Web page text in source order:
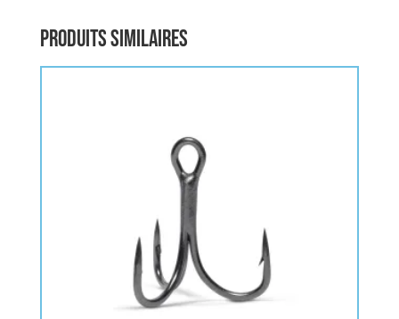
Produits similaires